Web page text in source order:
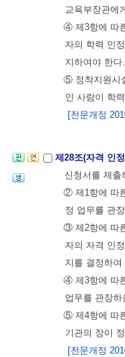
교육부장관에
④ 제3항에 따
자의 학력 인
지하여야 한
⑤ 정착지원시
인 사람이 학
[전문개정
제28조(자격 인
신청서를 제출
② 제1항에 따
정 업무를 관
③ 제2항에 따
자의 자격 인
지를 결정하
④ 제3항에 따
업무를 관장
⑤ 제4항에 따
기관의 장이
[전문개정